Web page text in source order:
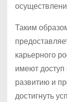
Таким
карьерного
имеют
развитию и
достигнуть